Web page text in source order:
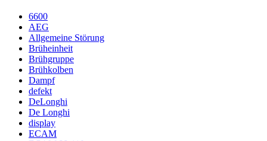
6600
AEG
Allgemeine Störung
Brüheinheit
Brühgruppe
Brühkolben
Dampf
defekt
DeLonghi
De Longhi
display
ECAM